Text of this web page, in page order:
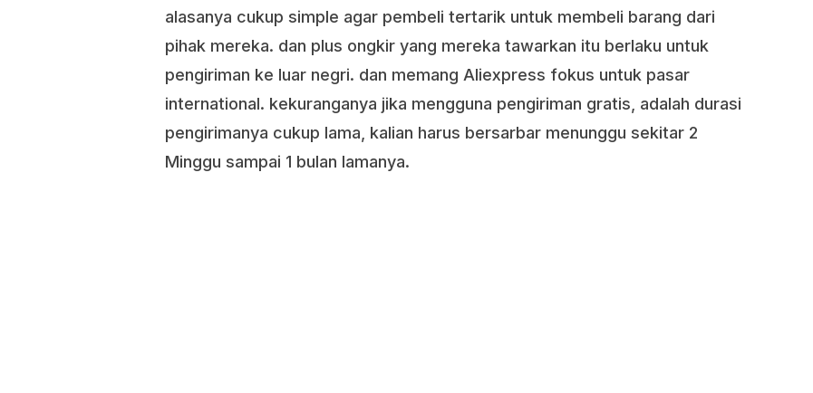
alasanya cukup simple agar pembeli tertarik untuk membeli barang dari
pihak mereka. dan plus ongkir yang mereka tawarkan itu berlaku untuk
pengiriman ke luar negri. dan memang Aliexpress fokus untuk pasar
international. kekuranganya jika mengguna pengiriman gratis, adalah durasi
pengirimanya cukup lama, kalian harus bersarbar menunggu sekitar 2
Minggu sampai 1 bulan lamanya.